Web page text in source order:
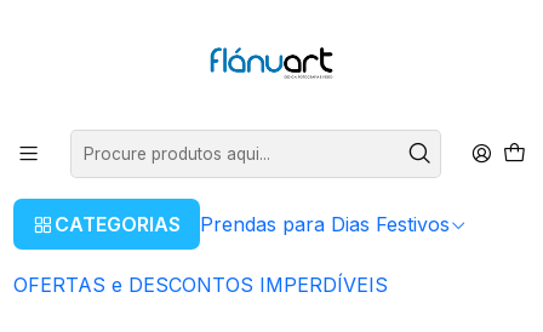
CATEGORIAS Prendas para Dias Festivos
OFERTAS e DESCONTOS IMPERDÍVEIS
Prendas para Dias Festivos